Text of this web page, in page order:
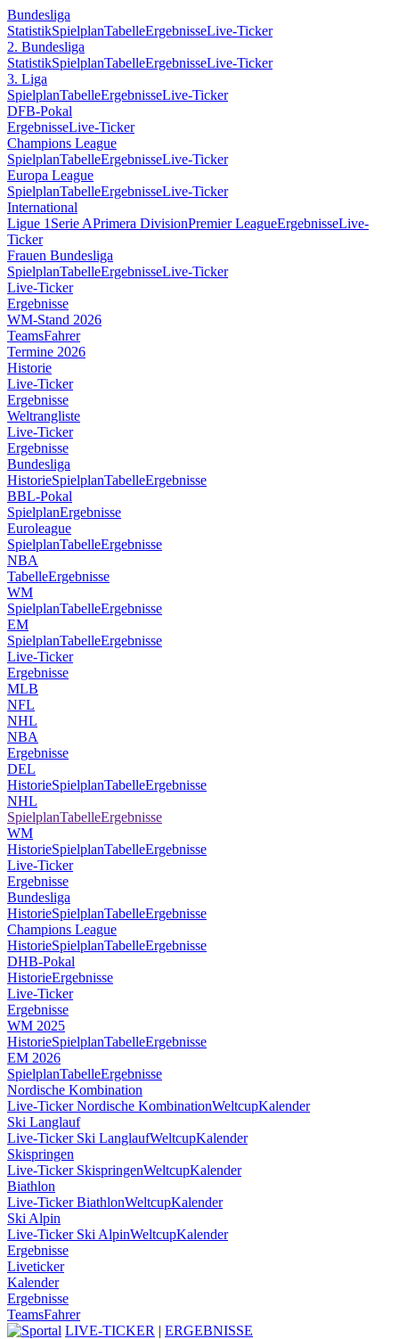
Bundesliga
StatistikSpielplanTabelleErgebnisseLive-Ticker
2. Bundesliga
StatistikSpielplanTabelleErgebnisseLive-Ticker
3. Liga
SpielplanTabelleErgebnisseLive-Ticker
DFB-Pokal
ErgebnisseLive-Ticker
Champions League
SpielplanTabelleErgebnisseLive-Ticker
Europa League
SpielplanTabelleErgebnisseLive-Ticker
International
Ligue 1 Serie APrimera DivisionPremier LeagueErgebnisseLive-
Ticker
Frauen Bundesliga
SpielplanTabelleErgebnisseLive-Ticker
Live-Ticker
Ergebnisse
WM-Stand 2026
TeamsFahrer
Termine 2026
Historie
Live-Ticker
Ergebnisse
Weltrangliste
Live-Ticker
Ergebnisse
Bundesliga
HistorieSpielplanTabelleErgebnisse
BBL-Pokal
SpielplanErgebnisse
Euroleague
SpielplanTabelleErgebnisse
NBA
TabelleErgebnisse
WM
SpielplanTabelleErgebnisse
EM
SpielplanTabelleErgebnisse
Live-Ticker
Ergebnisse
MLB
NFL
NHL
NBA
Ergebnisse
DEL
HistorieSpielplanTabelleErgebnisse
NHL
SpielplanTabelleErgebnisse
WM
HistorieSpielplanTabelleErgebnisse
Live-Ticker
Ergebnisse
Bundesliga
HistorieSpielplanTabelleErgebnisse
Champions League
HistorieSpielplanTabelleErgebnisse
DHB-Pokal
HistorieErgebnisse
Live-Ticker
Ergebnisse
WM 2025
HistorieSpielplanTabelleErgebnisse
EM 2026
SpielplanTabelleErgebnisse
Nordische Kombination
Live-Ticker Nordische KombinationWeltcupKalender
Ski Langlauf
Live-Ticker Ski LanglaufWeltcupKalender
Skispringen
Live-Ticker SkispringenWeltcupKalender
Biathlon
Live-Ticker BiathlonWeltcupKalender
Ski Alpin
Live-Ticker Ski AlpinWeltcupKalender
Ergebnisse
Liveticker
Kalender
Ergebnisse
TeamsFahrer
LIVE-TICKER | ERGEBNISSE